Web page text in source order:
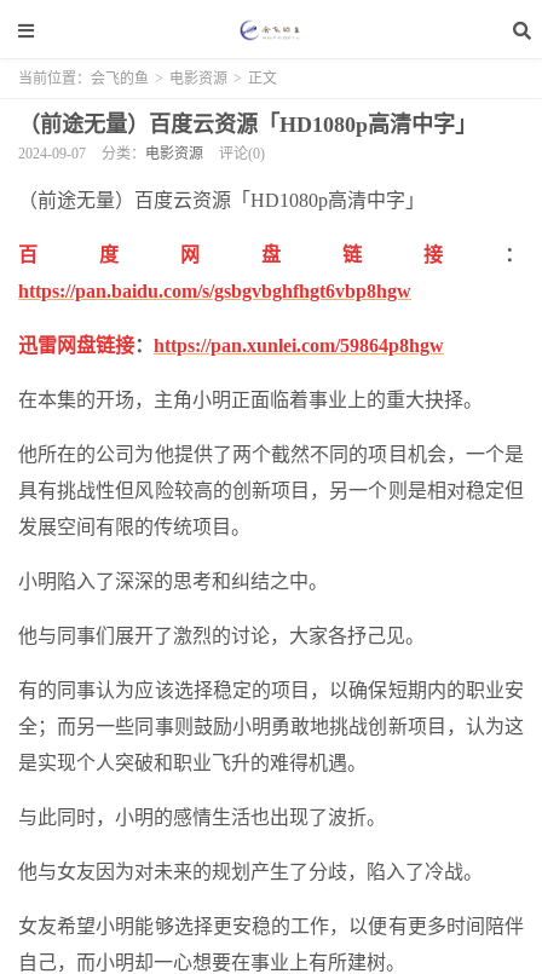
当前位置： 会飞的鱼 > 电影资源 > 正文
（前途无量）百度云资源「HD1080p高清中字」
2024-09-07 分类： 电影资源 评论(0)
（前途无量）百度云资源「HD1080p高清中字」
百度网盘链接
：
https://pan.baidu.com/s/gsbgvbghfhgt6vbp8hgw
迅雷网盘链接： https://pan.xunlei.com/59864p8hgw
在本集的开场，主角小明正面临着事业上的重大抉择。
他所在的公司为他提供了两个截然不同的项目机会，一个是
具有挑战性但风险较高的创新项目，另一个则是相对稳定但
发展空间有限的传统项目。
小明陷入了深深的思考和纠结之中。
他与同事们展开了激烈的讨论，大家各抒己见。
有的同事认为应该选择稳定的项目，以确保短期内的职业安
全；而另一些同事则鼓励小明勇敢地挑战创新项目，认为这
是实现个人突破和职业飞升的难得机遇。
与此同时，小明的感情生活也出现了波折。
他与女友因为对未来的规划产生了分歧，陷入了冷战。
女友希望小明能够选择更安稳的工作，以便有更多时间陪伴
自己，而小明却一心想要在事业上有所建树。